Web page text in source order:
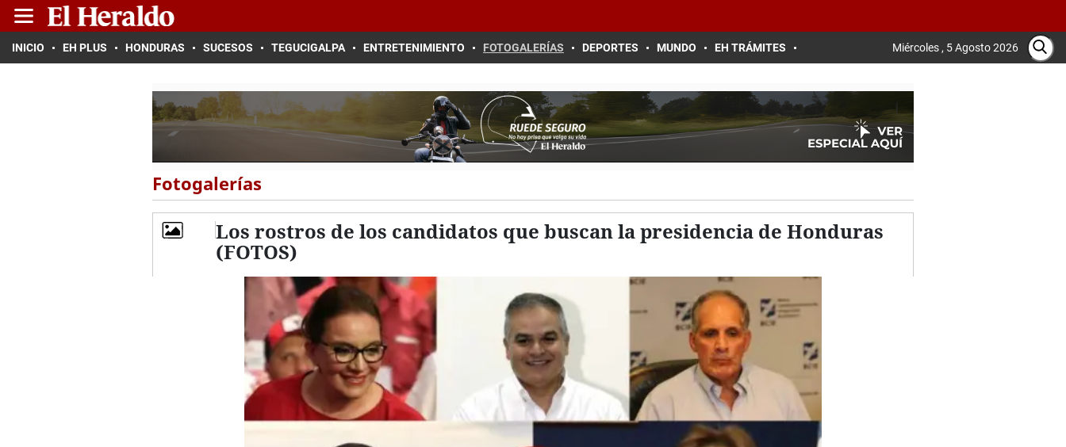
INICIO EH PLUS HONDURAS SUCESOS TEGUCIGALPA ENTRETENIMIENTO FOTOGALERÍAS DEPORTES MUNDO EH TRÁMITES Miércoles , 5 Agosto 2026
Fotogalerías
Los rostros de los candidatos que buscan la presidencia de Honduras
(FOTOS)